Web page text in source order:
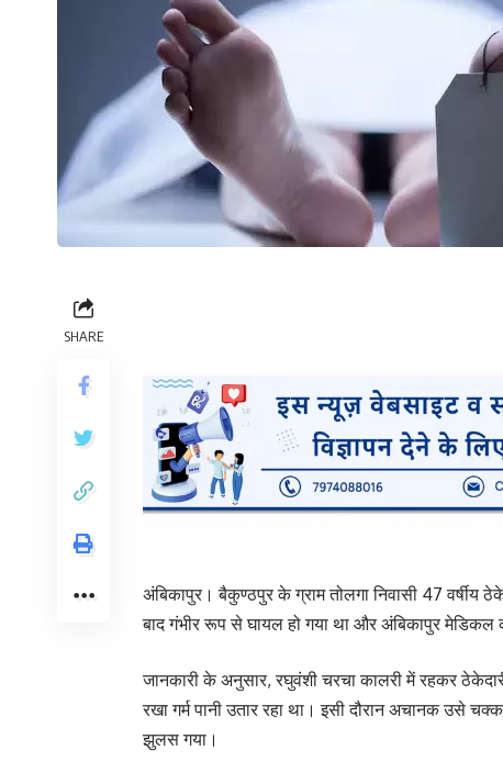
SHARE
अंबिकापुर। बैकुण्ठपुर के ग्राम तोलगा निवासी 47 वर्षीय
बाद गंभीर रूप से घायल हो गया था और अंबिकापुर
जानकारी के अनुसार, रघुवंशी चरचा कालरी में रहकर
रखा गर्म पानी उतार रहा था। इसी दौरान अचानक उसे
झुलस गया।